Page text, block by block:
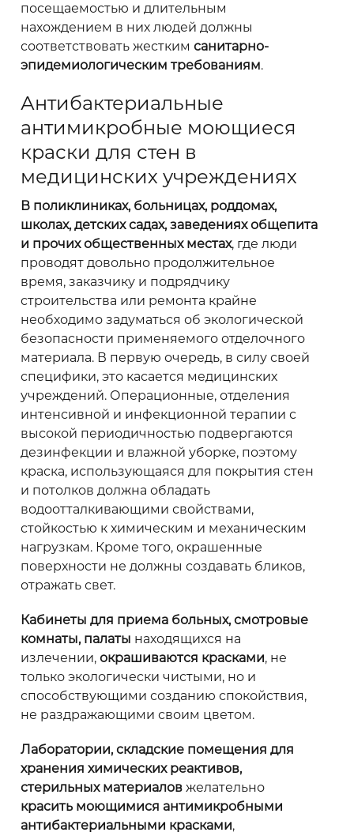
посещаемостью и длительным
нахождением в них людей должны
соответствовать жестким санитарно-
эпидемиологическим требованиям.
Антибактериальные
антимикробные моющиеся
краски для стен в
медицинских учреждениях
В поликлиниках, больницах, роддомах,
школах, детских садах, заведениях общепита
и прочих общественных местах, где люди
проводят довольно продолжительное
время, заказчику и подрядчику
строительства или ремонта крайне
необходимо задуматься об экологической
безопасности применяемого отделочного
материала. В первую очередь, в силу своей
специфики, это касается медицинских
учреждений. Операционные, отделения
интенсивной и инфекционной терапии с
высокой периодичностью подвергаются
дезинфекции и влажной уборке, поэтому
краска, использующаяся для покрытия стен
и потолков должна обладать
водоотталкивающими свойствами,
стойкостью к химическим и механическим
нагрузкам. Кроме того, окрашенные
поверхности не должны создавать бликов,
отражать свет.
Кабинеты для приема больных, смотровые
комнаты, палаты находящихся на
излечении, окрашиваются красками, не
только экологически чистыми, но и
способствующими созданию спокойствия,
не раздражающими своим цветом.
Лаборатории, складские помещения для
хранения химических реактивов,
стерильных материаловжелательно
красить моющимися антимикробными
антибактериальными красками,